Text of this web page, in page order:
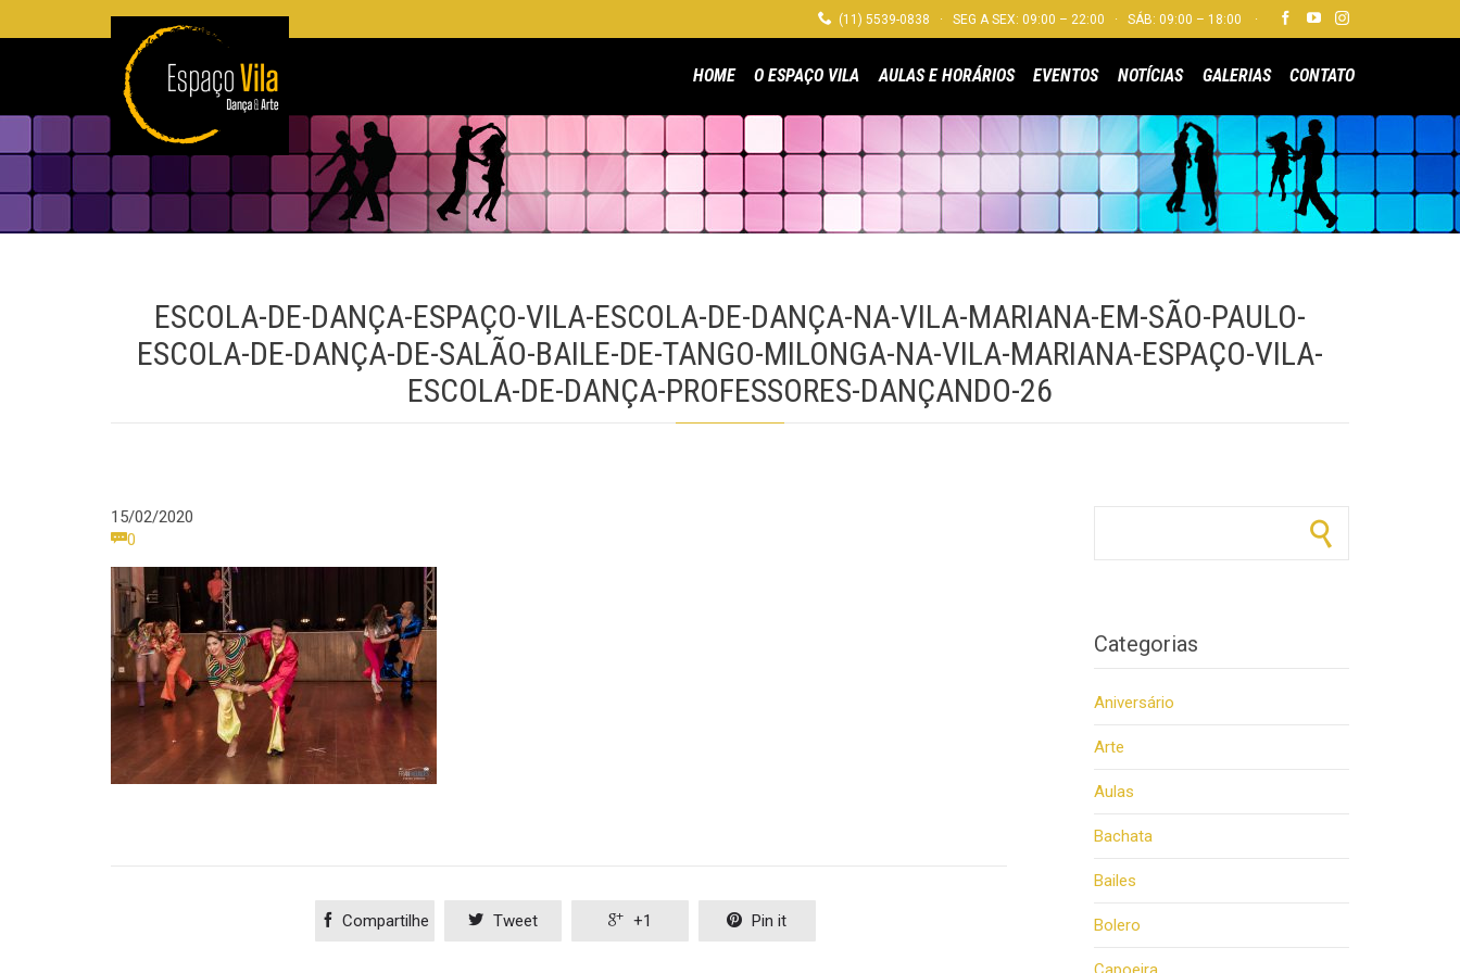
 (11) 5539-0838 · SEG A SEX: 09:00 – 22:00 · SÁB: 09:00 – 18:00 ·  
HOME O ESPAÇO VILA AULAS E HORÁRIOS EVENTOS NOTÍCIAS GALERIAS CONTATO
ESCOLA-DE-DANÇA-ESPAÇO-VILA-ESCOLA-DE-DANÇA-NA-VILA-MARIANA-EM-SÃO-PAULO-
ESCOLA-DE-DANÇA-DE-SALÃO-BAILE-DE-TANGO-MILONGA-NA-VILA-MARIANA-ESPAÇO-VILA-
ESCOLA-DE-DANÇA-PROFESSORES-DANÇANDO-26
15/02/2020
0
 Compartilhe  Tweet  +1  Pin it
Categorias
Aniversário
Arte
Aulas
Bachata
Bailes
Bolero